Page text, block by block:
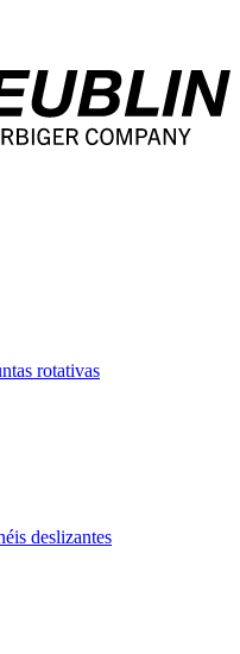
rotativas
deslizantes